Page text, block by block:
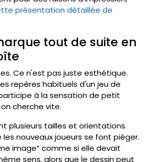
présentation détaillée de
tout de suite en
Ce n'est pas juste esthétique.
repères habituels d'un jeu de
à la sensation de petit
cherche vite.
plusieurs tailles et orientations.
nouveaux joueurs se font piéger.
image” comme si elle devait
sens, alors que le dessin peut